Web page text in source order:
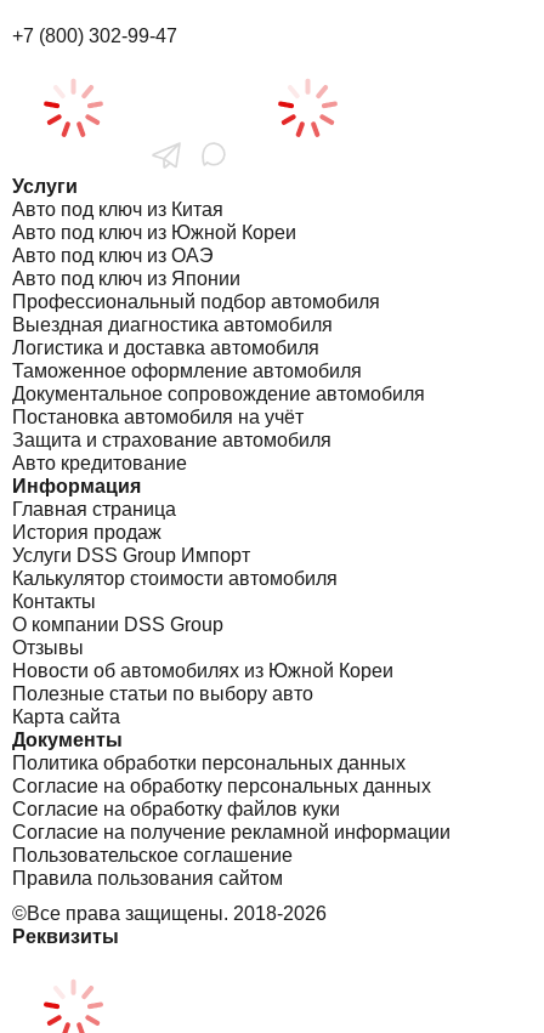
+7 (800) 302-99-47
Услуги
Авто под ключ из Китая
Авто под ключ из Южной Кореи
Авто под ключ из ОАЭ
Авто под ключ из Японии
Профессиональный подбор автомобиля
Выездная диагностика автомобиля
Логистика и доставка автомобиля
Таможенное оформление автомобиля
Документальное сопровождение автомобиля
Постановка автомобиля на учёт
Защита и страхование автомобиля
Авто кредитование
Информация
Главная страница
История продаж
Услуги DSS Group Импорт
Калькулятор стоимости автомобиля
Контакты
О компании DSS Group
Отзывы
Новости об автомобилях из Южной Кореи
Полезные статьи по выбору авто
Карта сайта
Документы
Политика обработки персональных данных
Согласие на обработку персональных данных
Согласие на обработку файлов куки
Согласие на получение рекламной информации
Пользовательское соглашение
Правила пользования сайтом
©Все права защищены. 2018-2026
Реквизиты